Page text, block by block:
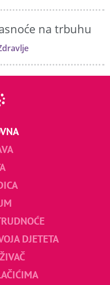
na trbuhu
DJETETA